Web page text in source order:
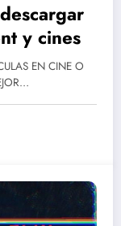
y cines
EN CINE O